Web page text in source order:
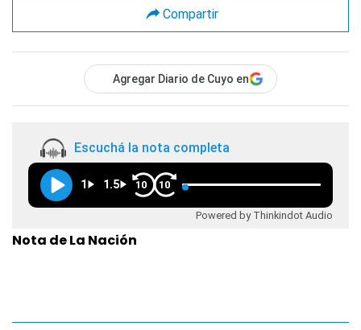
Compartir
Agregar Diario de Cuyo en
Escuchá la nota completa
1 1.5 10 10
Powered by Thinkindot Audio
Nota de La Nación